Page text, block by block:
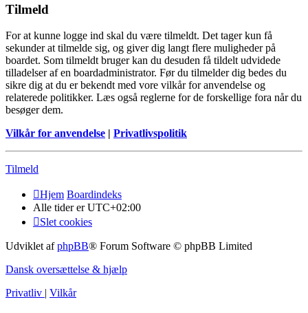
Tilmeld
For at kunne logge ind skal du være tilmeldt. Det tager kun få
sekunder at tilmelde sig, og giver dig langt flere muligheder på
boardet. Som tilmeldt bruger kan du desuden få tildelt udvidede
tilladelser af en boardadministrator. Før du tilmelder dig bedes du
sikre dig at du er bekendt med vore vilkår for anvendelse og
relaterede politikker. Læs også reglerne for de forskellige fora når du
besøger dem.
Vilkår for anvendelse | Privatlivspolitik
Tilmeld
Hjem Boardindeks
Alle tider erUTC+02:00
Slet cookies
Udviklet afphpBB® Forum Software © phpBB Limited
Dansk oversættelse & hjælp
Privatliv | Vilkår